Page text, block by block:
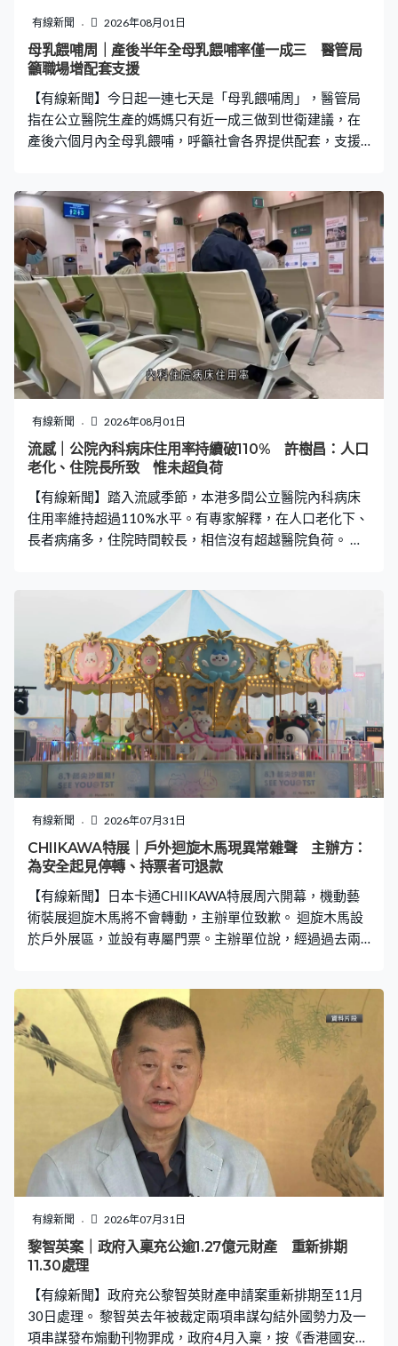
超過數十個回饋意見，希望了解怎樣投標，而第一期餘下
14幅地何時再推，需要參詳招標反應和怎樣令園區生態更
完整，不排除引入商業地元素、酒店式項目、支援科技展
才說公私營合作，抓一些龍頭的企業也好，或者
有線新聞 2026年08月01日
母乳餵哺周｜產後半年全母乳餵哺率僅一成三 醫管局
籲職場增配套支援
【有線新聞】今日起一連七天是「母乳餵哺周」，醫管局
指在公立醫院生產的媽媽只有近一成三做到世衛建議，在
產後六個月內全母乳餵哺，呼籲社會各界提供配套，支援
的抵抗力的確較其他小朋友好些。」育有3名子女的
Zendi，由13年前誕下大兒子到現時第三胎，都堅持以母乳
餵哺至寶寶約兩歲。 而今年初誕下兒子的Holly本身是一名
婦產科的助產士，她產假後重回崗位，坦言要平衡工作與
餵母乳，除了家人支持，同事的配合同樣重要。Holly：
「同事之間一上班，就會問我什麼時候擠奶，配合我的吃
飯時間以及擠奶的時間，所以非常好，讓我能堅持到現
在。其實我覺得工作的環境也是非常重要。」 世衛建議初
生嬰兒出生首六個月以全母乳餵哺，六個月後開始加入副
食品，並持續哺乳至兩歲或以上。醫管局指有近兩成媽媽
在生產後首兩個月，在家之休養時做到全母乳餵哺，但當
產假完結後情況開始下降，產後六個月仍然堅持全母乳餵
哺只有一成三。醫管局母乳餵哺推廣小組主席黃思琦：
時間安排，或未必有合適的
有線新聞 2026年08月01日
流感｜公院內科病床住用率持續破110% 許樹昌：人口
老化、住院長所致 惟未超負荷
【有線新聞】踏入流感季節，本港多間公立醫院內科病床
住用率維持超過110%水平。有專家解釋，在人口老化下、
長者病痛多，住院時間較長，相信沒有超越醫院負荷。 早
110%；其中博愛醫院情況最嚴重，曾連續三天超越120%
的水平。有專家表示情況普遍，中大呼吸系統科講座教授
許樹昌：「長者吃得不好，或有糖尿、血糖高，入院時又
高血壓，很多檢查需時，自然病床負荷就會增加。夏季有
時都會看到的，你看到超過 120%，因為比平時人數增加
就加床，經常發生的在公立醫院。」 流感病毒陽性比率本
周錄得10.65%，較上周上升0.95個百分點，遠高於4.94%
的基線水平；冠狀病毒呈陽性比率就稍有回落。許樹昌
說，近年接種加強劑的人數不多，呼籲高危群組盡快接
種，「主要呼籲安老院舍院友、65歲以上長者、或50至64
歲但有長期病患（接種）。因看醫管局數字，都是這三個
群組，感染後仍可出現併發症，或死亡風險。」 他又表
示，大部分人都曾感染新冠，再感染的病徵將愈來愈輕
有線新聞 2026年07月31日
CHIIKAWA特展｜戶外迴旋木馬現異常雜聲 主辦方：
為安全起見停轉、持票者可退款
【有線新聞】日本卡通CHIIKAWA特展周六開幕，機動藝
術裝展迴旋木馬將不會轉動，主辦單位致歉。 迴旋木馬設
於戶外展區，並設有專屬門票。主辦單位說，經過過去兩
功能。持專屬門票人士可獲退木馬座席券，仍然可坐上木
馬拍照，亦可選擇全額退款。
有線新聞 2026年07月31日
黎智英案｜政府入稟充公逾1.27億元財產 重新排期
11.30處理
【有線新聞】政府充公黎智英財產申請案重新排期至11月
30日處理。 黎智英去年被裁定兩項串謀勾結外國勢力及一
項串謀發布煽動刊物罪成，政府4月入稟，按《香港國安